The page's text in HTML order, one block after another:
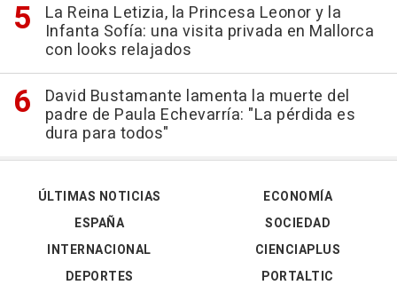
La Reina Letizia, la Princesa Leonor y la
Infanta Sofía: una visita privada en Mallorca
con looks relajados
David Bustamante lamenta la muerte del
padre de Paula Echevarría: "La pérdida es
dura para todos"
ÚLTIMAS NOTICIAS
ESPAÑA
INTERNACIONAL
DEPORTES
ECONOMÍA
SOCIEDAD
CIENCIAPLUS
PORTALTIC